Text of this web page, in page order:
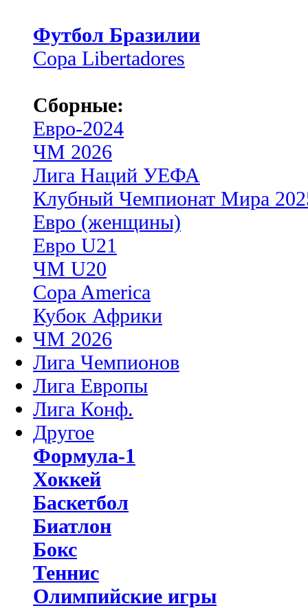
Футбол Бразилии
Copa Libertadores
Сборные:
Евро-2024
ЧМ 2026
Лига Наций УЕФА
Клубный Чемпионат Мира
Евро (женщины)
Евро U21
ЧМ U20
Copa America
Кубок Африки
ЧМ 2026
Лига Чемпионов
Лига Европы
Лига Конф.
Другое
Формула-1
Хоккей
Баскетбол
Биатлон
Бокс
Теннис
Олимпийские игры